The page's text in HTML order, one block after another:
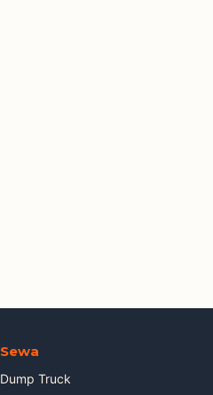
Sewa
Dump Truck